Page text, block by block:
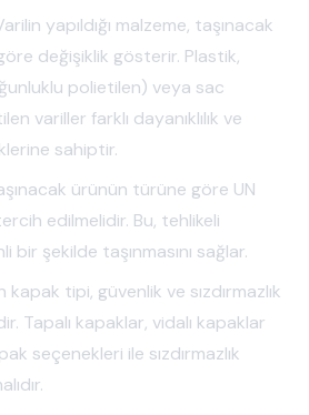
yapıldığı malzeme, taşınacak
değişiklik gösterir. Plastik,
polietilen) veya sac
variller farklı dayanıklılık ve
sahiptir.
ürünün türüne göre UN
edilmelidir. Bu, tehlikeli
bir şekilde taşınmasını sağlar.
kapak tipi, güvenlik ve sızdırmazlık
Tapalı kapaklar, vidalı kapaklar
seçenekleri ile sızdırmazlık